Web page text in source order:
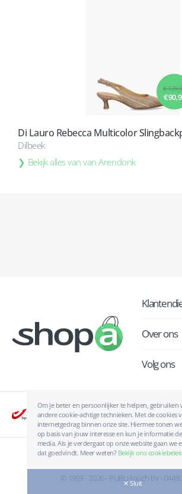
€
€
Di Lauro Rebecca Multicolor
Dilbeek
Bekijk alles van van Arendonk
Om je beter en persoonlijker te helpen, gebruiken
andere cookie-achtige technieken. Met de cookies
internetgedrag binnen onze site. Hiermee tonen
op basis van jouw interesse en kun je informatie
media. Als je verdergaat op onze website gaan we
dat goedvindt. Meer weten? Bekijk ons
✕ Sluit
Over ons
Volg ons
Algemene voorwaarden |
© 1993 - 2026 - PUBLI-touch bv -